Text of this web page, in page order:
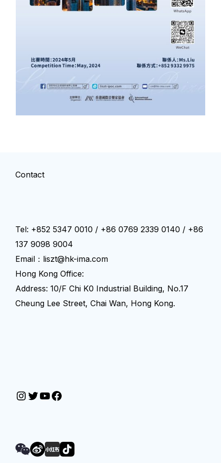
Contact
Tel: +852 5347 0010 / +86 0769 2339 0140 / +86
137 9098 9004
Email：liszt@hk-ima.com
Hong Kong Office:
Address: 10/F Chi K0 Industrial Building, No.17
Cheung Lee Street, Chai Wan, Hong Kong.